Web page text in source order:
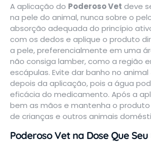
A aplicação do Poderoso Vet deve
na pele do animal, nunca sobre o
absorção adequada do princípio
com os dedos e aplique o produto
a pele, preferencialmente em uma
não consiga lamber, como a região
escápulas. Evite dar banho no
depois da aplicação, pois a água
eficácia do medicamento. Após a
bem as mãos e mantenha o
de crianças e outros animais
Poderoso Vet na Dose Que